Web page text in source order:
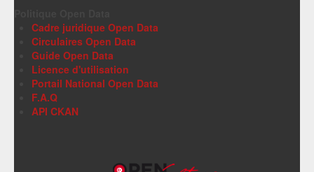
Cadre juridique Open Data
Circulaires Open Data
Guide Open Data
Licence d'utilisation
Portail National Open Data
F.A.Q
API CKAN